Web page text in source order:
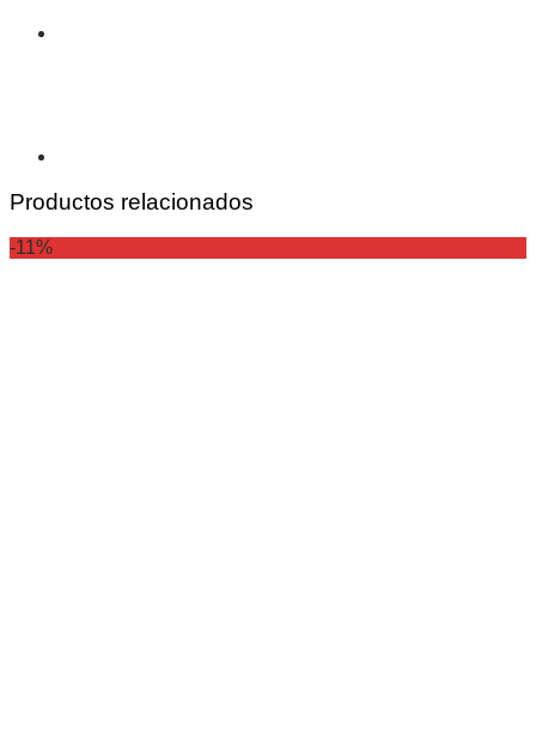
Productos relacionados
-11%